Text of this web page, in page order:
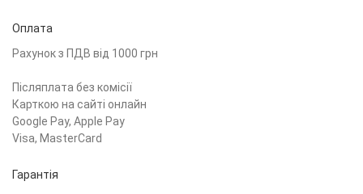
Оплата
Рахунок з ПДВ від 1000 грн
Післяплата без комісії
Карткою на сайті онлайн
Google Pay, Apple Pay
Visa, MasterCard
Гарантія